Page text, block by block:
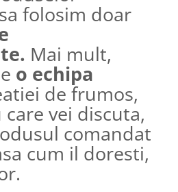
folosim doar
Mai mult,
o echipa
de frumos,
vei discuta,
comandat
cum il doresti,